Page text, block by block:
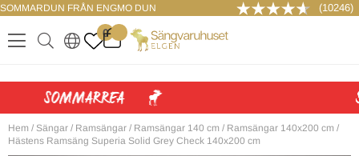
SOMMARDUN FRÅN ENGMO DUN (10246)
.
0
. ..
LOGGA IN
Hem / Sängar / Ramsängar / Ramsängar 140 cm / Ramsängar 140x200 cm /
Hästens Ramsäng Superia Solid Grey Check 140x200 cm